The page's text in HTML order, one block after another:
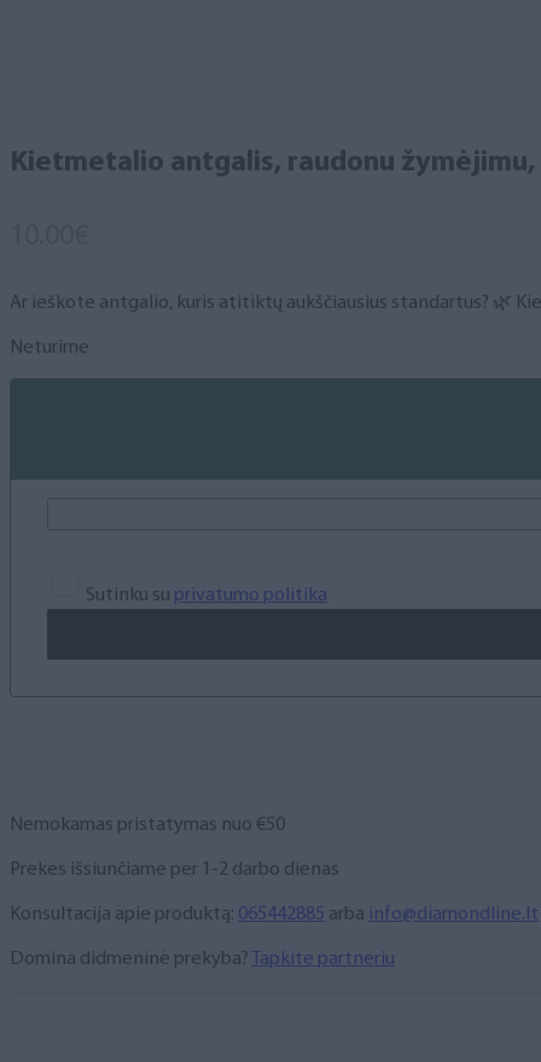
Kietmetalio antgalis, raudonu žymėjimu,
Ar ieškote antgalio, kuris atitiktų aukščiausius standartus? 🌿
Neturime
Sutinku su privatumo politika
Nemokamas pristatymas nuo €50
Prekes išsiunčiame per 1-2 darbo dienas
Konsultacija apie produktą: 065442885 arba info@diamondline.lt
Domina didmeninė prekyba? Tapkite partneriu